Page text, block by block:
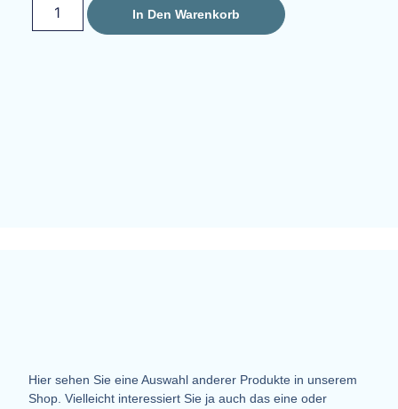
In Den Warenkorb
Hier sehen Sie eine Auswahl anderer Produkte in unserem
Shop. Vielleicht interessiert Sie ja auch das eine oder